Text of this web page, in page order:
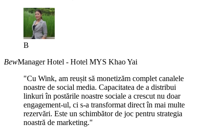
B
BewManager Hotel - Hotel MYS Khao Yai
"Cu Wink, am reușit să monetizăm complet canalele
noastre de social media. Capacitatea de a distribui
linkuri în postările noastre sociale a crescut nu doar
engagement-ul, ci s-a transformat direct în mai multe
rezervări. Este un schimbător de joc pentru strategia
noastră de marketing."